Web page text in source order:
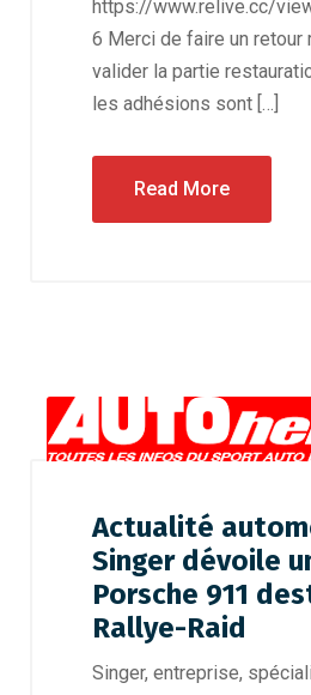
https://www.relive.cc/
6 Merci de faire un retour
valider la partie
les adhésions sont […]
Read More
Actualité
Singer dévoile
Porsche 911
Rallye-Raid
Singer, entreprise,